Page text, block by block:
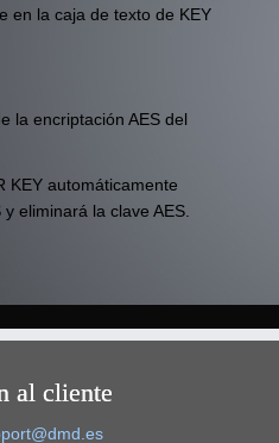
en la caja de texto de KEY
la encriptación AES del
KEY automáticamente
eliminará la clave AES.
al cliente